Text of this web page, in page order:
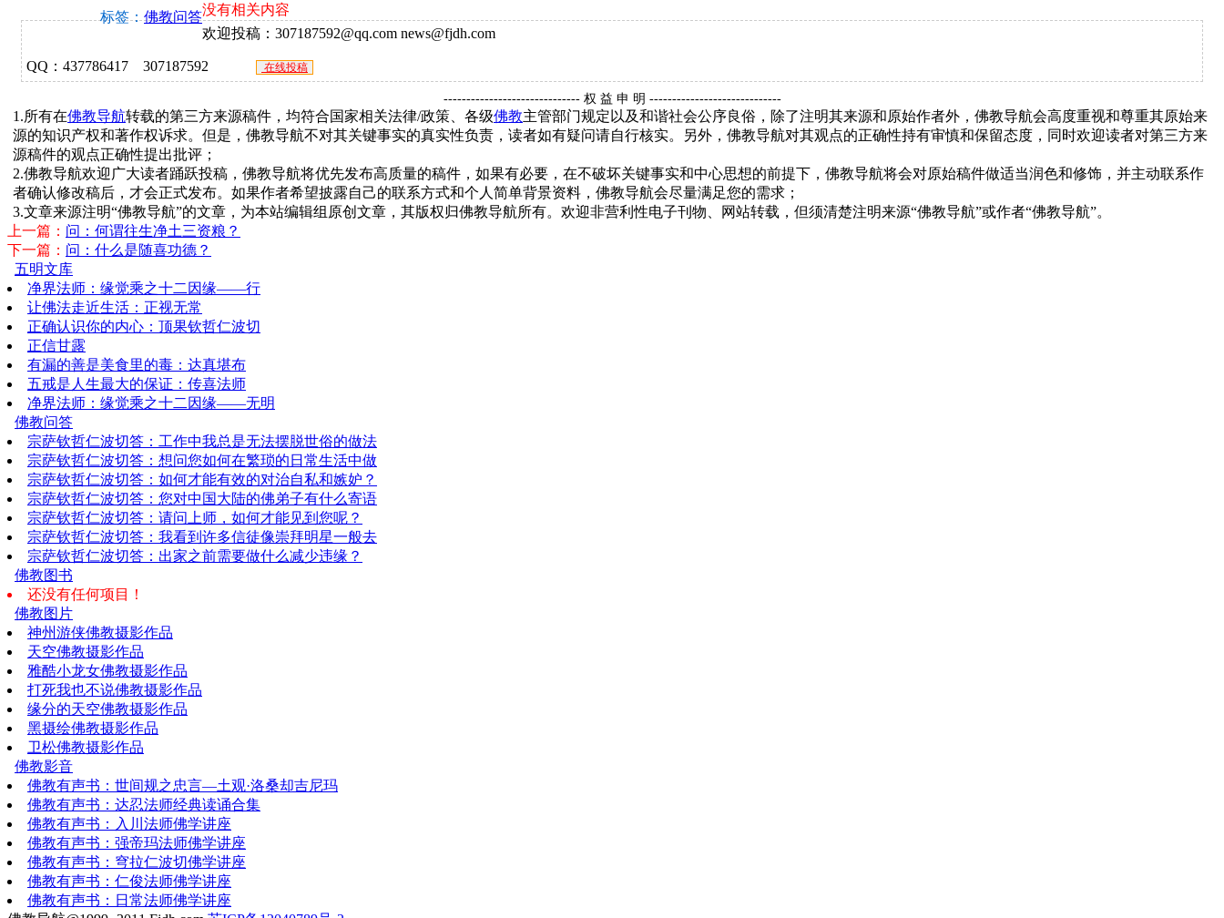
标签：佛教问答没有相关内容
欢迎投稿：307187592@qq.com news@fjdh.com
QQ：437786417 307187592 在线投稿
------------------------------ 权 益 申 明 -----------------------------
1.所有在佛教导航转载的第三方来源稿件，均符合国家相关法律/政策、各级佛教主管部门规定以及和谐社会公序良俗，除了注明其来源和原始作者外，佛教导航会高度重视和尊重其原始来
源的知识产权和著作权诉求。但是，佛教导航不对其关键事实的真实性负责，读者如有疑问请自行核实。另外，佛教导航对其观点的正确性持有审慎和保留态度，同时欢迎读者对第三方来
源稿件的观点正确性提出批评；
2.佛教导航欢迎广大读者踊跃投稿，佛教导航将优先发布高质量的稿件，如果有必要，在不破坏关键事实和中心思想的前提下，佛教导航将会对原始稿件做适当润色和修饰，并主动联系作
者确认修改稿后，才会正式发布。如果作者希望披露自己的联系方式和个人简单背景资料，佛教导航会尽量满足您的需求；
3.文章来源注明“佛教导航”的文章，为本站编辑组原创文章，其版权归佛教导航所有。欢迎非营利性电子刊物、网站转载，但须清楚注明来源“佛教导航”或作者“佛教导航”。
上一篇： 问：何谓往生净土三资粮？
下一篇： 问：什么是随喜功德？
五明文库
净界法师：缘觉乘之十二因缘——行
让佛法走近生活：正视无常
正确认识你的内心：顶果钦哲仁波切
正信甘露
有漏的善是美食里的毒：达真堪布
五戒是人生最大的保证：传喜法师
净界法师：缘觉乘之十二因缘——无明
佛教问答
宗萨钦哲仁波切答：工作中我总是无法摆脱世俗的做法
宗萨钦哲仁波切答：想问您如何在繁琐的日常生活中做
宗萨钦哲仁波切答：如何才能有效的对治自私和嫉妒？
宗萨钦哲仁波切答：您对中国大陆的佛弟子有什么寄语
宗萨钦哲仁波切答：请问上师，如何才能见到您呢？
宗萨钦哲仁波切答：我看到许多信徒像崇拜明星一般去
宗萨钦哲仁波切答：出家之前需要做什么减少违缘？
佛教图书
还没有任何项目！
佛教图片
神州游侠佛教摄影作品
天空佛教摄影作品
雅酷小龙女佛教摄影作品
打死我也不说佛教摄影作品
缘分的天空佛教摄影作品
黑摄绘佛教摄影作品
卫松佛教摄影作品
佛教影音
佛教有声书：世间规之忠言—土观·洛桑却吉尼玛
佛教有声书：达忍法师经典读诵合集
佛教有声书：入川法师佛学讲座
佛教有声书：强帝玛法师佛学讲座
佛教有声书：穹拉仁波切佛学讲座
佛教有声书：仁俊法师佛学讲座
佛教有声书：日常法师佛学讲座